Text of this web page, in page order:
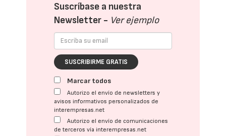
Suscríbase a nuestra
Newsletter - Ver ejemplo
SUSCRIBIRME GRATIS
Marcar todos
Autorizo el envío de newsletters y
avisos informativos personalizados de
interempresas.net
Autorizo el envío de comunicaciones
de terceros vía interempresas.net